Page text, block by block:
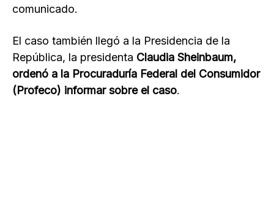
comunicado.
El caso también llegó a la Presidencia de la
República, la presidenta Claudia Sheinbaum,
ordenó a la Procuraduría Federal del Consumidor
(Profeco) informar sobre el caso.